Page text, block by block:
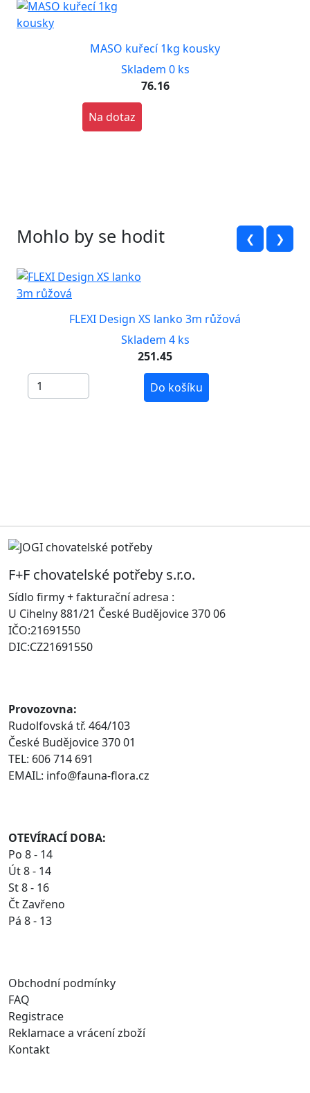
MASO kuřecí 1kg kousky
Skladem 0 ks
76.16
Na dotaz
Mohlo by se hodit ❮ ❯
FLEXI Design XS lanko 3m růžová
Skladem 4 ks
251.45
Do košíku
F+F chovatelské potřeby s.r.o.
Sídlo firmy + fakturační adresa :
U Cihelny 881/21 České Budějovice 370 06
IČO:21691550
DIC:CZ21691550
Provozovna:
Rudolfovská tř. 464/103
České Budějovice 370 01
TEL: 606 714 691
EMAIL: info@fauna-flora.cz
OTEVÍRACÍ DOBA:
Po 8 - 14
Út 8 - 14
St 8 - 16
Čt Zavřeno
Pá 8 - 13
Obchodní podmínky
FAQ
Registrace
Reklamace a vrácení zboží
Kontakt